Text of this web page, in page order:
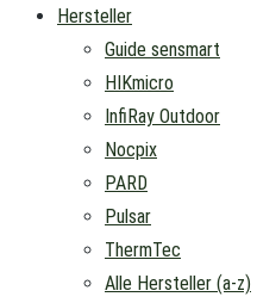
Hersteller
Guide sensmart
HIKmicro
InfiRay Outdoor
Nocpix
PARD
Pulsar
ThermTec
Alle Hersteller (a-z)